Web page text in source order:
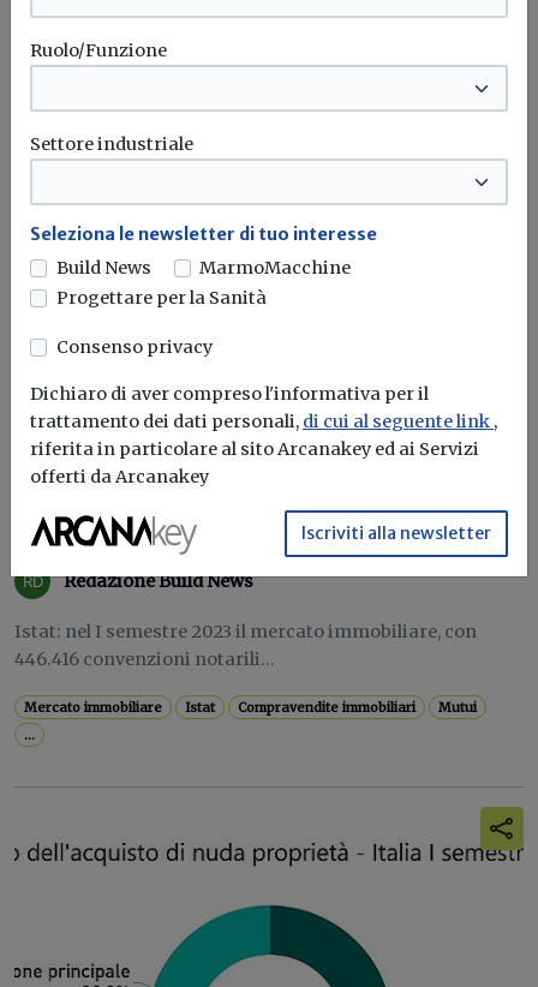
Compravendite e mutui di fonte
2023
Redazione Build News
Istat: nel I semestre 2023 il mercato immobiliare, con
446.416 convenzioni notarili...
Mercato immobiliare Istat Compravendite immobiliari
Mutui
...
Ruolo/Funzione
Settore industriale
Seleziona le newsletter di tuo interesse
Build News
MarmoMacchine
Progettare per la Sanità
Consenso privacy
Dichiaro di aver compreso l'informativa per il
trattamento dei dati personali, di cui al seguente link ,
riferita in particolare al sito Arcanakey ed ai Servizi
offerti da Arcanakey
Iscriviti alla newsletter